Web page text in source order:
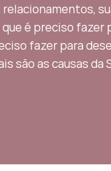
relacionamentos,
que é preciso fazer
fazer para
são as causas